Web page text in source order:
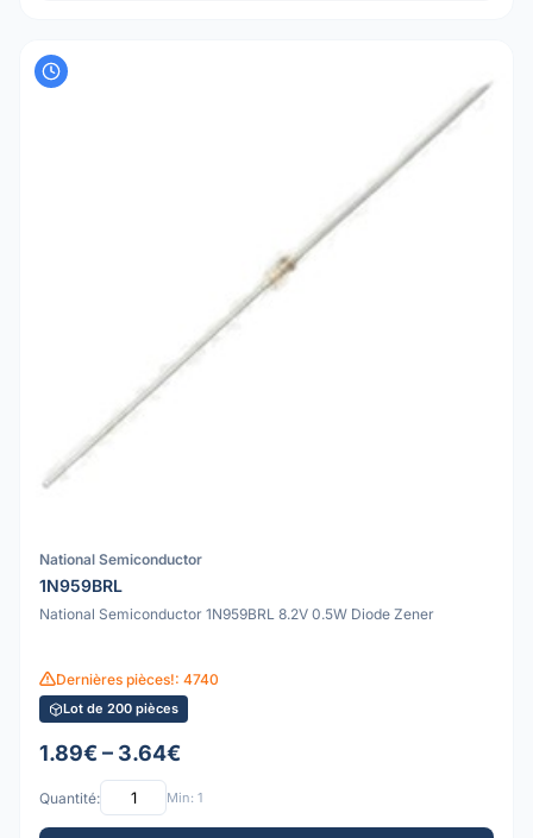
National Semiconductor
1N959BRL
National Semiconductor 1N959BRL 8.2V 0.5W Diode Zener
Dernières pièces!: 4740
Lot de 200 pièces
1.89€ – 3.64€
Quantité: Min: 1